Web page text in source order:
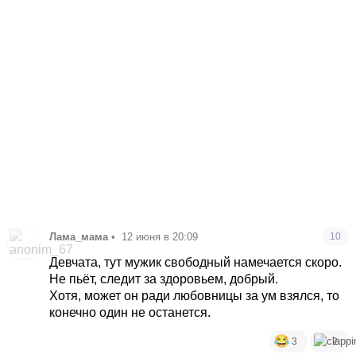
Лама_мама • 12 июня в 20:09 10
Девчата, тут мужик свободный намечается скоро.
Не пьёт, следит за здоровьем, добрый.
Хотя, может он ради любовницы за ум взялся, то
конечно один не останется.
3 2